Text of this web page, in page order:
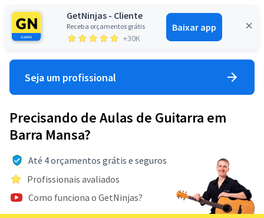
GetNinjas - Cliente
Receba orçamentos grátis
+30K
Baixar app
Entrar
Seja um profissional
Precisando de Aulas de Guitarra em
Barra Mansa?
Até 4 orçamentos grátis e seguros
Profissionais avaliados
Como funciona o GetNinjas?